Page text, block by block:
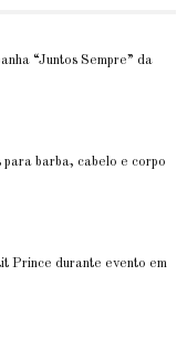
“Juntos Sempre” da
barba, cabelo e corpo
Prince durante evento em